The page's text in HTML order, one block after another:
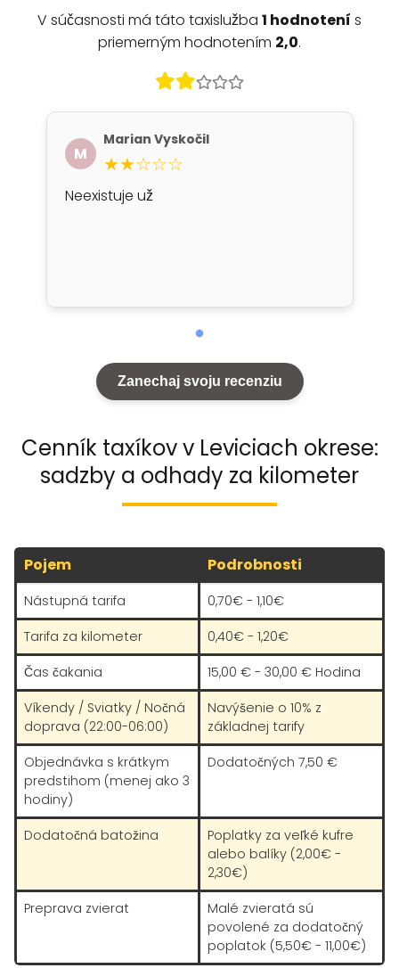
V súčasnosti má táto taxislužba 1 hodnotení s
priemerným hodnotením 2,0.
M
Marian Vyskočil
★★☆☆☆
Neexistuje už
Zanechaj svoju recenziu
Cenník taxíkov v Leviciach okrese:
sadzby a odhady za kilometer
Pojem Podrobnosti
Nástupná tarifa
0,70€ - 1,10€
Tarifa za kilometer
0,40€ - 1,20€
Čas čakania
15,00 € - 30,00 € Hodina
Víkendy / Sviatky / Nočná
doprava (22:00-06:00)
Navýšenie o 10% z
základnej tarify
Objednávka s krátkym
predstihom (menej ako 3
hodiny)
Dodatočných 7,50 €
Dodatočná batožina
Poplatky za veľké kufre
alebo balíky (2,00€ -
2,30€)
Preprava zvierat
Malé zvieratá sú
povolené za dodatočný
poplatok (5,50€ - 11,00€)